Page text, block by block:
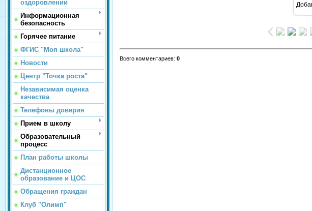
оздоровлении
Информационная
безопасность
Горячее питание
ФГИС "Моя школа"
Новости
Центр "Точка роста"
Независимая оценка
качества
Телефоны доверия
Прием в школу
Образовательный
процесс
План работы школы
Дистанционное
образование и ЦОС
Обращения граждан
Клуб "Олимп"
Всего комментариев: 0